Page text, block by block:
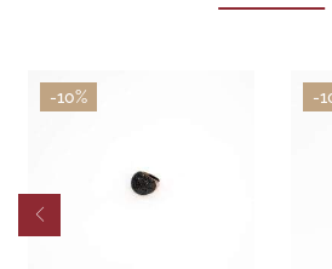
-10% -